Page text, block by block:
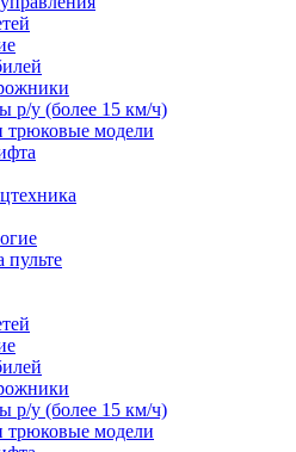
р/у (более 15 км/ч)
трюковые модели
р/у (более 15 км/ч)
трюковые модели